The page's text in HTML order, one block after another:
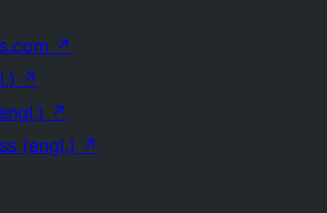
↗
↗
↗
(engl.) ↗